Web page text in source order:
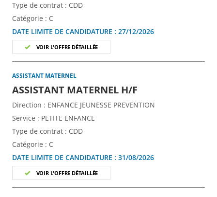
Type de contrat : CDD
Catégorie : C
DATE LIMITE DE CANDIDATURE : 27/12/2026
VOIR L'OFFRE DÉTAILLÉE
ASSISTANT MATERNEL
ASSISTANT MATERNEL H/F
Direction : ENFANCE JEUNESSE PREVENTION
Service : PETITE ENFANCE
Type de contrat : CDD
Catégorie : C
DATE LIMITE DE CANDIDATURE : 31/08/2026
VOIR L'OFFRE DÉTAILLÉE